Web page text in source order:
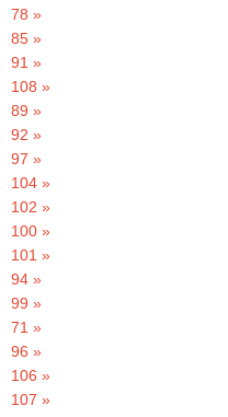
78 »
85 »
91 »
108 »
89 »
92 »
97 »
104 »
102 »
100 »
101 »
94 »
99 »
71 »
96 »
106 »
107 »